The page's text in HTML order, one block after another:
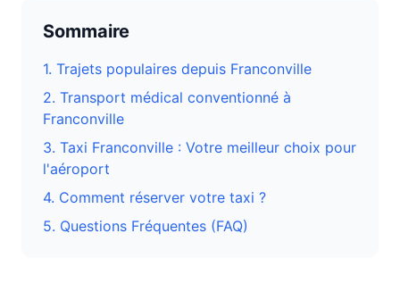
Sommaire
1. Trajets populaires depuis Franconville
2. Transport médical conventionné à
Franconville
3. Taxi Franconville : Votre meilleur choix pour
l'aéroport
4. Comment réserver votre taxi ?
5. Questions Fréquentes (FAQ)